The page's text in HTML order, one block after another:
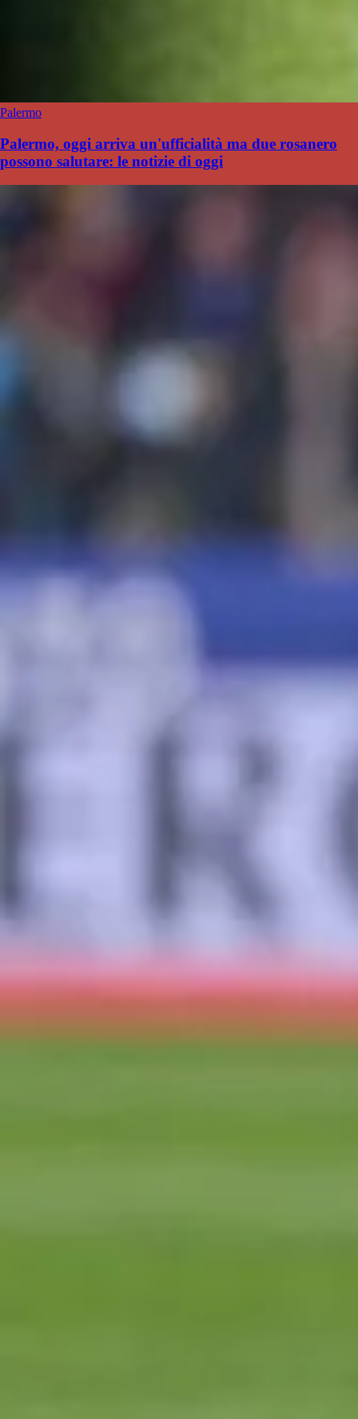
Palermo
Palermo, oggi arriva un'ufficialità ma due rosanero
possono salutare: le notizie di oggi